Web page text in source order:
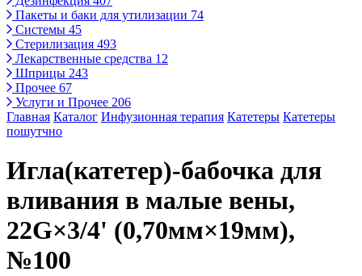
Пакеты и баки для утилизации 74
Системы 45
Стерилизация 493
Лекарственные средства 12
Шприцы 243
Прочее 67
Услуги и Прочее 206
Главная Каталог Инфузионная терапия Катетеры Катетеры
пошутчно
Игла(катетер)-бабочка для
вливания в малые вены,
22G×3/4' (0,70мм×19мм),
№100